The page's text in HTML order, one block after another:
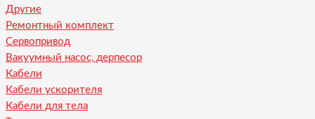
Другие
Ремонтный комплект
Сервопривод
Вакуумный насос, дерпесор
Кабели
Кабели ускорителя
Кабели для тела